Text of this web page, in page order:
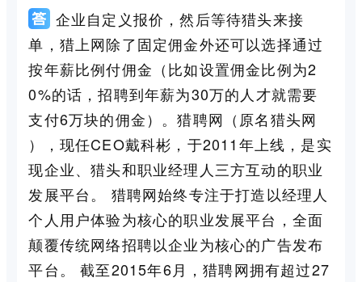
企业自定义报价，然后等待猎头来接
单，猎上网除了固定佣金外还可以选择通过
按年薪比例付佣金（比如设置佣金比例为2
0%的话，招聘到年薪为30万的人才就需要
支付6万块的佣金）。猎聘网（原名猎头网
），现任CEO戴科彬，于2011年上线，是实
现企业、猎头和职业经理人三方互动的职业
发展平台。 猎聘网始终专注于打造以经理人
个人用户体验为核心的职业发展平台，全面
颠覆传统网络招聘以企业为核心的广告发布
平台。 截至2015年6月，猎聘网拥有超过27